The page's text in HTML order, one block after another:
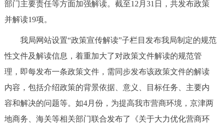
部门主要责任等方面加强解读。截至12月31日，共发布政策
并解读19项。
我局网站设置“政策宣传解读”子栏目发布我局制定的规范
性文件及解读信息，着重加大了对政策文件解读的规范管
理，即每发布一条政策文件，需同步发布该政策文件的解读
内容，包括介绍政策的背景依据、意义、目标任务、主要内
容和解决的问题等。如4月份，为提高我市营商环境，京津两
地商务、海关等相关部门联合发布了《关于大力优化营商环